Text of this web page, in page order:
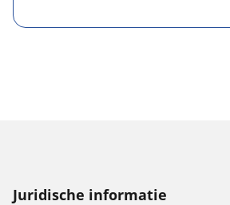
Juridische informatie